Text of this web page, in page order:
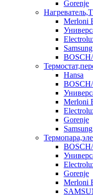
Gorenje
Merloni
Samsung
Hansa
Merloni
Gorenje
Samsung
Gorenje
Merloni